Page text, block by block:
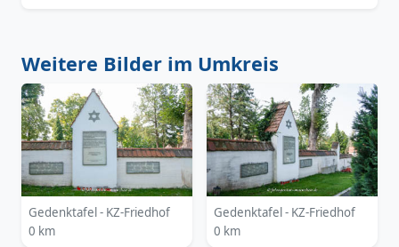
Weitere Bilder im Umkreis
Gedenktafel - KZ-Friedhof
0 km
Gedenktafel - KZ-Friedhof
0 km